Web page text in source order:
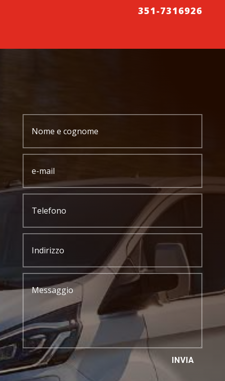
351-7316926
INVIA